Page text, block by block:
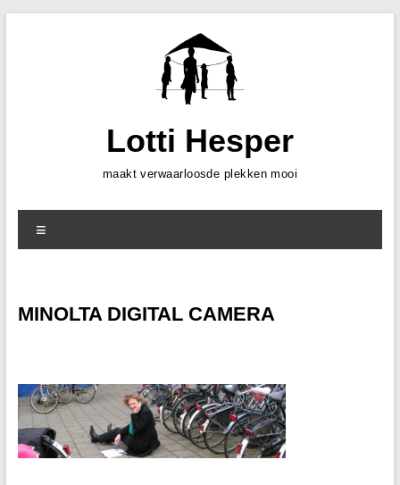
Lotti Hesper
maakt verwaarloosde plekken mooi
MINOLTA DIGITAL CAMERA